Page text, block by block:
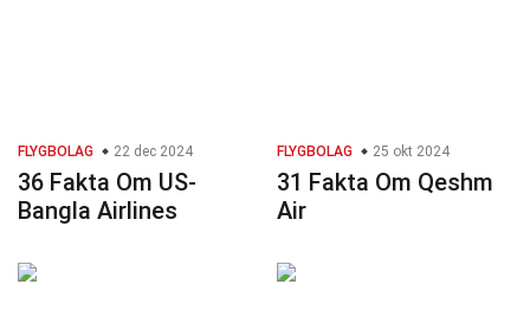
FLYGBOLAG 22 dec 2024
36 Fakta Om US-
Bangla Airlines
FLYGBOLAG 25 okt 2024
31 Fakta Om Qeshm
Air